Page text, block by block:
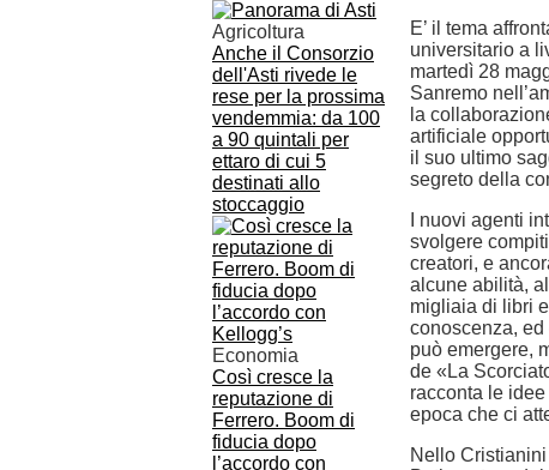
Agricoltura
Anche il Consorzio
dell'Asti rivede le
rese per la prossima
vendemmia: da 100
a 90 quintali per
ettaro di cui 5
destinati allo
stoccaggio
Economia
Così cresce la
reputazione di
Ferrero. Boom di
fiducia dopo
l’accordo con
E’ il tema
universitario a
martedì 28
Sanremo
la
artificiale
il suo ultimo
segreto della
I nuovi agenti
svolgere
creatori, e
alcune abilità,
migliaia di libri
conoscenza, ed
può emergere,
de «La
racconta le
epoca che ci
Nello